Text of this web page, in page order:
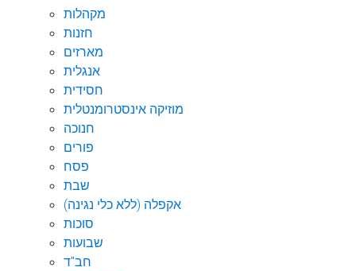
מקהלות
חזנות
מארזים
אנגלית
חסידית
מוזיקה אינסטרומנטלית
חנוכה
פורים
פסח
שבת
אקפלה (ללא כלי נגינה)
סוכות
שבועות
חב"ד